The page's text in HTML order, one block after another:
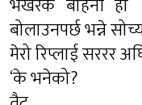
बोलाउनपर्छ भन्ने
मेरो रिप्लाई सररर
‘के भनेको?